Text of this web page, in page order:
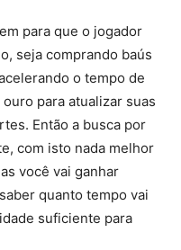
para que o jogador
seja comprando baús
o tempo de
para atualizar suas
Então a busca por
com isto nada melhor
você vai ganhar
quanto tempo vai
suficiente para